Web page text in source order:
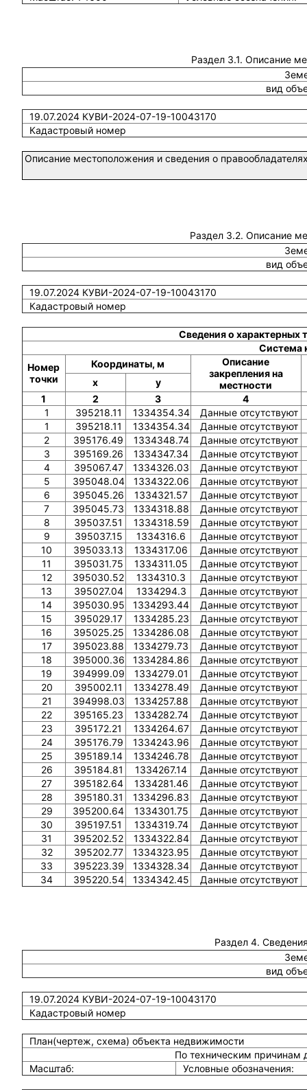
Раздел 3.1. Описание
вид
19.07.2024 КУВИ-2024-07-19-10043170
Кадастровый номер
Описание местоположения и сведения о
Раздел 3.2. Описание
вид
19.07.2024 КУВИ-2024-07-19-10043170
Кадастровый номер
Сведения о характерных
Система
Номер
точки
Координаты, м
Описание
закрепления на
местности
x
y
1
2 3
4
1
395218.11 1334354.34
Данные отсутствуют
1
395218.11 1334354.34
Данные отсутствуют
2
395176.49 1334348.74
Данные отсутствуют
3
395169.26 1334347.34
Данные отсутствуют
4
395067.47 1334326.03
Данные отсутствуют
5
395048.04 1334322.06
Данные отсутствуют
6
395045.26 1334321.57
Данные отсутствуют
7
395045.73 1334318.88
Данные отсутствуют
8
395037.51 1334318.59
Данные отсутствуют
9
395037.15 1334316.6
Данные отсутствуют
10
395033.13 1334317.06
Данные отсутствуют
11
395031.75 1334311.05
Данные отсутствуют
12
395030.52 1334310.3
Данные отсутствуют
13
395027.04 1334294.3
Данные отсутствуют
14
395030.95 1334293.44
Данные отсутствуют
15
395029.17 1334285.23
Данные отсутствуют
16
395025.25 1334286.08
Данные отсутствуют
17
395023.88 1334279.73
Данные отсутствуют
18
395000.36 1334284.86
Данные отсутствуют
19
394999.09 1334279.01
Данные отсутствуют
20
395002.11 1334278.49
Данные отсутствуют
21
394998.03 1334257.88
Данные отсутствуют
22
395165.23 1334282.74
Данные отсутствуют
23
395172.21 1334264.67
Данные отсутствуют
24
395176.79 1334243.96
Данные отсутствуют
25
395189.14 1334246.78
Данные отсутствуют
26
395184.81 1334267.14
Данные отсутствуют
27
395182.64 1334281.46
Данные отсутствуют
28
395180.31 1334296.83
Данные отсутствуют
29
395200.64 1334301.75
Данные отсутствуют
30
395197.51 1334319.74
Данные отсутствуют
31
395202.52 1334322.84
Данные отсутствуют
32
395202.77 1334323.95
Данные отсутствуют
33
395223.39 1334328.34
Данные отсутствуют
34
395220.54 1334342.45 Данные отсутствуют
Раздел 4.
вид
19.07.2024 КУВИ-2024-07-19-10043170
Кадастровый номер
План(чертеж, схема) объекта недвижимости
По техническим причинам
Масштаб:
Условные обозначения: